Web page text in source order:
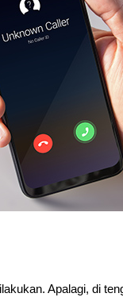
Apalagi, di